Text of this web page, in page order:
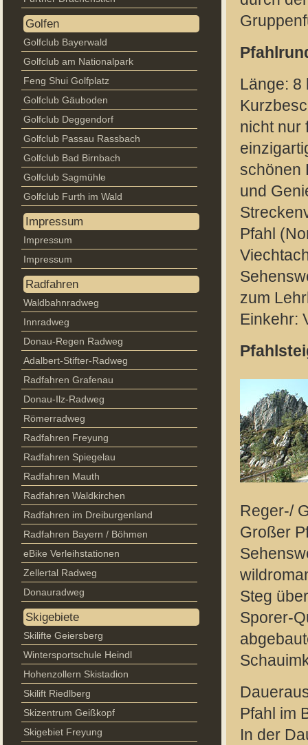
Golfen
Golfclub Bayerwald
Golfclub am Nationalpark
Feng Shui Golfplatz
Golfclub Gäuboden
Golfclub Deggendorf
Golfclub Passau Rassbach
Golfclub Bad Birnbach
Golfclub Sagmühle
Golfclub Furth im Wald
Impressum
Impressum
Impressum
Radfahren
Waldbahnradweg
Innradweg
Donau-Regen Radweg
Adalbert-Stifter-Radweg
Radfahren Grafenau
Donau-Ilz-Radweg
Römerradweg
Radfahren Freyung
Radfahren Spiegelau
Radfahren Mauth
Radfahren Waldkirchen
Radfahren im Dreiburgenland
Radfahren Bayern / Böhmen
eBike Verleihstationen
Zellertal Radweg
Donauradweg
Skigebiete
Skilifte Geiersberg
Wintersportschule Heindl
Hohenzollern Skistadion
Skilift Riedlberg
Skizentrum Geißkopf
Skigebiet Freyung
Länge: 8
nicht nur
schönen
und
Pfahl
zum
Einkehr:
Reger-/
Großer
Steg
Sporer-
Pfahl im
In der